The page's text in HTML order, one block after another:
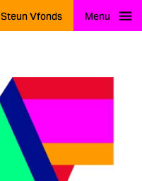
Steun Vfonds Menu